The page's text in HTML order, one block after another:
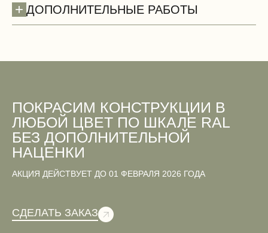
Двери
Вентиляционные работы (демонтаж)
+ ДОПОЛНИТЕЛЬНЫЕ РАБОТЫ
ПОКРАСИМ КОНСТРУКЦИИ В
ЛЮБОЙ ЦВЕТ ПО ШКАЛЕ RAL
БЕЗ ДОПОЛНИТЕЛЬНОЙ
НАЦЕНКИ
АКЦИЯ ДЕЙСТВУЕТ ДО 01 ФЕВРАЛЯ 2026 ГОДА
СДЕЛАТЬ ЗАКАЗ